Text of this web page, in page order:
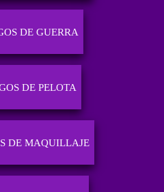
DE GUERRA
DE PELOTA
DE MAQUILLAJE